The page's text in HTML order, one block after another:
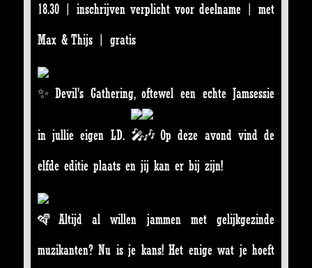
18.30 | inschrijven verplicht voor deelname | met
Max & Thijs | gratis
Devil’s Gathering, oftewel een echte Jamsessie
in jullie eigen LD.
Op deze avond vind de
elfde editie plaats en jij kan er bij zijn!
Altijd al willen jammen met gelijkgezinde
muzikanten? Nu is je kans! Het enige wat je hoeft